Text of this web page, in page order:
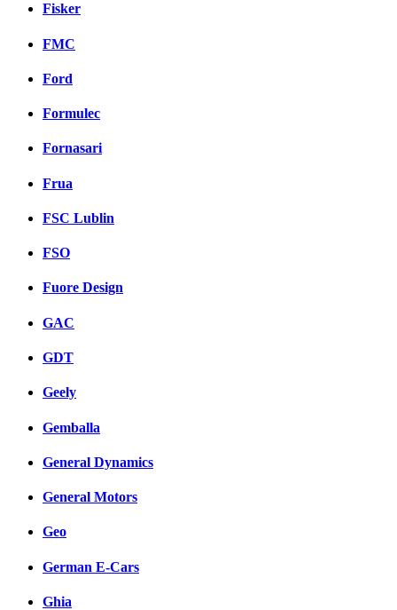
Fisker
FMC
Ford
Formulec
Fornasari
Frua
FSC Lublin
FSO
Fuore Design
GAC
GDT
Geely
Gemballa
General Dynamics
General Motors
Geo
German E-Cars
Ghia